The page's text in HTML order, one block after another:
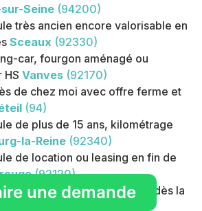
Seine (94200)
très ancien encore valorisable en
Sceaux (92330)
car, fourgon aménagé ou
HS Vanves (92170)
de chez moi avec offre ferme et
(94)
de plus de 15 ans, kilométrage
la-Reine (92340)
de location ou leasing en fin de
(92120)
de toute responsabilité dès la
une demande